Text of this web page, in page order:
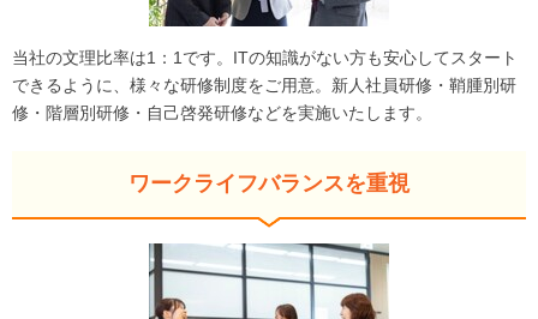
当社の文理比率は1：1です。ITの知識がない方も安心してスタート
できるように、様々な研修制度をご用意。新人社員研修・鞘腫別研
修・階層別研修・自己啓発研修などを実施いたします。
ワークライフバランスを重視